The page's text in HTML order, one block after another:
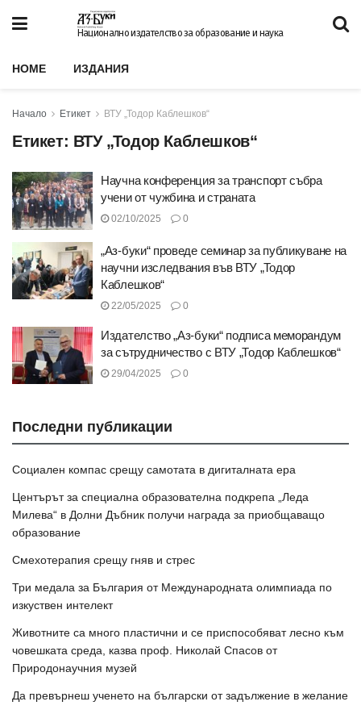
Национално издателство за образование и наука
HOME ИЗДАНИЯ
Начало Етикет ВТУ „Тодор Каблешков“
Етикет: ВТУ „Тодор Каблешков“
Научна конференция за транспорт събра
учени от чужбина и страната
02/10/2025 0
„Аз-буки“ проведе семинар за публикуване на
научни изследвания във ВТУ „Тодор
Каблешков“
22/05/2025 0
Издателство „Аз-буки“ подписа меморандум
за сътрудничество с ВТУ „Тодор Каблешков“
29/04/2025 0
Последни публикации
Социален компас срещу самотата в дигиталната ера
Центърът за специална образователна подкрепа „Леда
Милева“ в Долни Дъбник получи награда за приобщаващо
образование
Смехотерапия срещу гняв и стрес
Три медала за България от Международната олимпиада по
изкуствен интелект
Животните са много пластични и се приспособяват лесно към
човешката среда, казва проф. Николай Спасов от
Природонаучния музей
Да превърнеш ученето на български от задължение в желание